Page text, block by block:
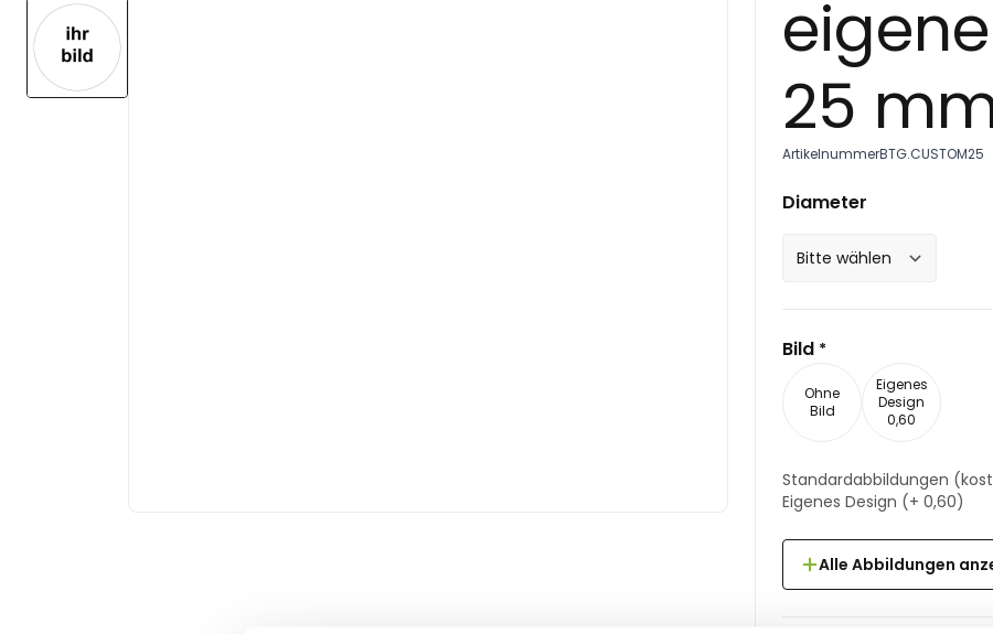
View larger image
25
ArtikelnummerBTG.CUSTOM25
Diameter
Bild *
Ohne
Bild
Eigenes
Design
0,60
Standardabbildungen
Eigenes Design (+ 0,60)
Alle Abbildungen